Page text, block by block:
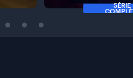
SÉRIE